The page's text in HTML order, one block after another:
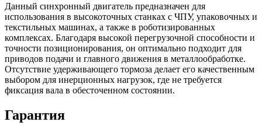
Данный синхронный двигатель предназначен для
использования в высокоточных станках с ЧПУ, упаковочных и
текстильных машинах, а также в роботизированных
комплексах. Благодаря высокой перегрузочной способности и
точности позиционирования, он оптимально подходит для
приводов подачи и главного движения в металлообработке.
Отсутствие удерживающего тормоза делает его качественным
выбором для инерционных нагрузок, где не требуется
фиксация вала в обесточенном состоянии.
Гарантия